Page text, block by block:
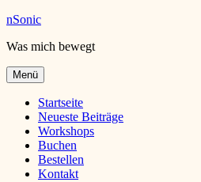
nSonic
Was mich bewegt
Menü
Startseite
Neueste Beiträge
Workshops
Buchen
Bestellen
Kontakt